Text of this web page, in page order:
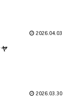
2026.04.03
2026.03.30